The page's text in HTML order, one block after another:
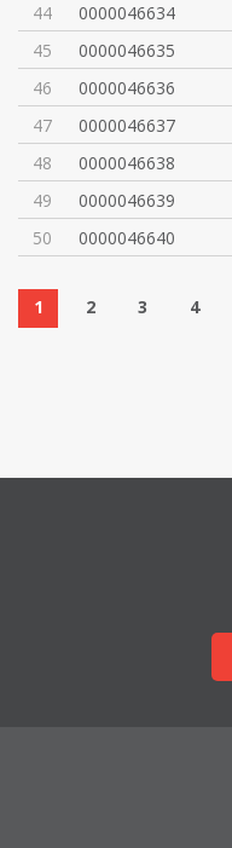
44
0000046634
45
0000046635
46
0000046636
47
0000046637
48
0000046638
49
0000046639
50
0000046640
1 2 3 4